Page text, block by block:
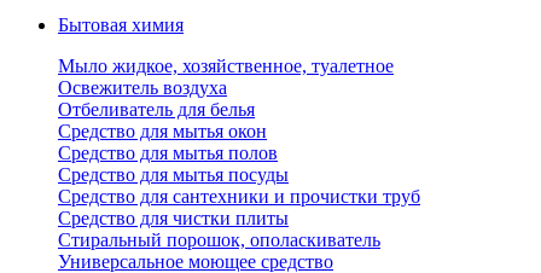
Бытовая химия
Мыло жидкое, хозяйственное, туалетное
Освежитель воздуха
Отбеливатель для белья
Средство для мытья окон
Средство для мытья полов
Средство для мытья посуды
Средство для сантехники и прочистки труб
Средство для чистки плиты
Стиральный порошок, ополаскиватель
Универсальное моющее средство